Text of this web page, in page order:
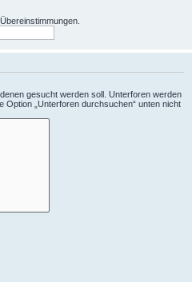
gesucht werden soll. Unterforen werden
„Unterforen durchsuchen“ unten nicht